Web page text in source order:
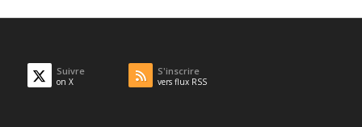
Suivre
on X
S'inscrire
vers flux RSS